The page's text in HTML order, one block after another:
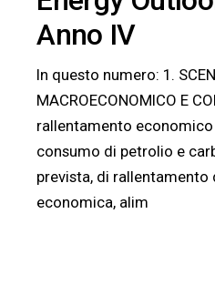
Anno IV
In questo numero: 1. SCENARIO
MACROECONOMICO E
rallentamento
consumo di petrolio e
prevista, di rallentamento
economica, alim